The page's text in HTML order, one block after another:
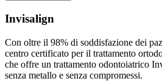
Invisalign
Con oltre il 98% di soddisfazione dei
centro certificato per il trattamento
che offre un trattamento odontoiatrico
senza metallo e senza compromessi.